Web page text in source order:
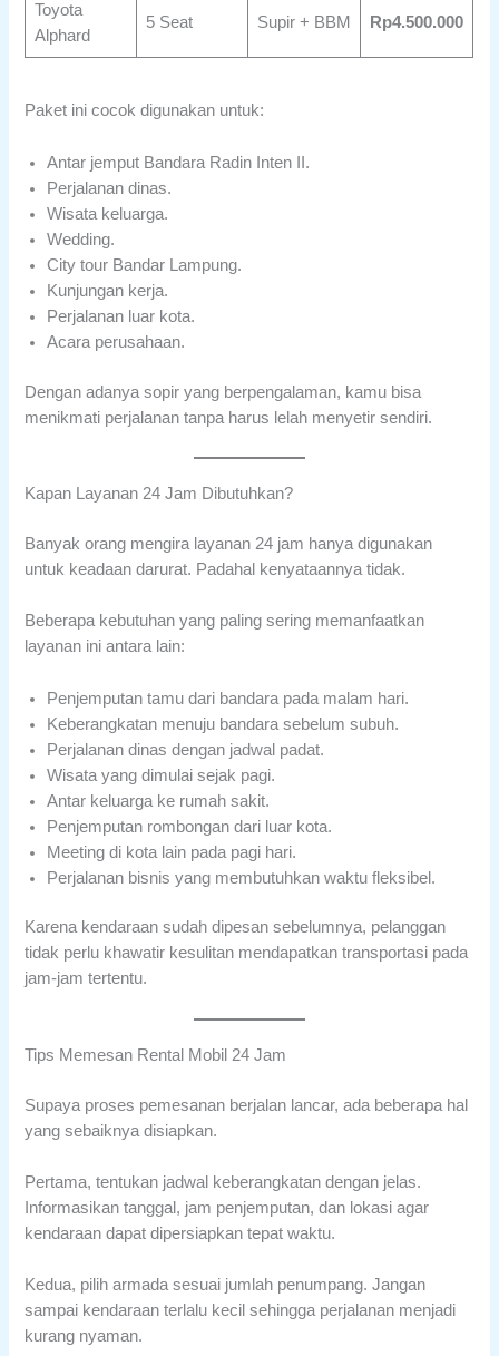
Toyota
Alphard
5 Seat Supir + BBM Rp4.500.000
Paket ini cocok digunakan untuk:
Antar jemput Bandara Radin Inten II.
Perjalanan dinas.
Wisata keluarga.
Wedding.
City tour Bandar Lampung.
Kunjungan kerja.
Perjalanan luar kota.
Acara perusahaan.
Dengan adanya sopir yang berpengalaman, kamu bisa
menikmati perjalanan tanpa harus lelah menyetir sendiri.
Kapan Layanan 24 Jam Dibutuhkan?
Banyak orang mengira layanan 24 jam hanya digunakan
untuk keadaan darurat. Padahal kenyataannya tidak.
Beberapa kebutuhan yang paling sering memanfaatkan
layanan ini antara lain:
Penjemputan tamu dari bandara pada malam hari.
Keberangkatan menuju bandara sebelum subuh.
Perjalanan dinas dengan jadwal padat.
Wisata yang dimulai sejak pagi.
Antar keluarga ke rumah sakit.
Penjemputan rombongan dari luar kota.
Meeting di kota lain pada pagi hari.
Perjalanan bisnis yang membutuhkan waktu fleksibel.
Karena kendaraan sudah dipesan sebelumnya, pelanggan
tidak perlu khawatir kesulitan mendapatkan transportasi pada
jam-jam tertentu.
Tips Memesan Rental Mobil 24 Jam
Supaya proses pemesanan berjalan lancar, ada beberapa hal
yang sebaiknya disiapkan.
Pertama, tentukan jadwal keberangkatan dengan jelas.
Informasikan tanggal, jam penjemputan, dan lokasi agar
kendaraan dapat dipersiapkan tepat waktu.
Kedua, pilih armada sesuai jumlah penumpang. Jangan
sampai kendaraan terlalu kecil sehingga perjalanan menjadi
kurang nyaman.